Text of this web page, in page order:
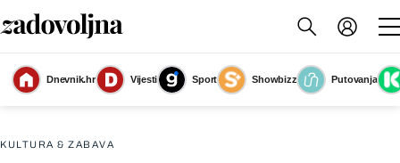
Dnevnik.hr Vijesti Sport Showbizz
Putovanja
Egipatski horoskop
(Foto: Getty Images)
KULTURA & ZABAVA